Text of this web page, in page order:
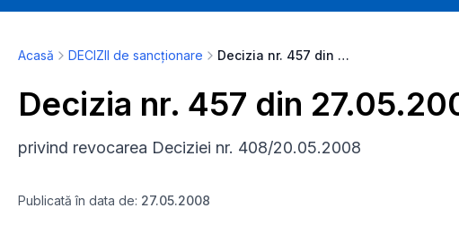
Acasă DECIZII de sancționare Decizia nr. 457 din 27.05.2008
Decizia nr. 457 din
privind revocarea Deciziei nr. 408/20.05.2008
Publicată în data de: 27.05.2008